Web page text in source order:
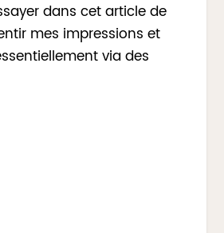
dans cet article de
mes impressions et
via des